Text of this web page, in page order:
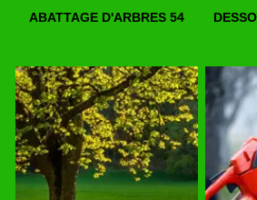
ABATTAGE D'ARBRES 54